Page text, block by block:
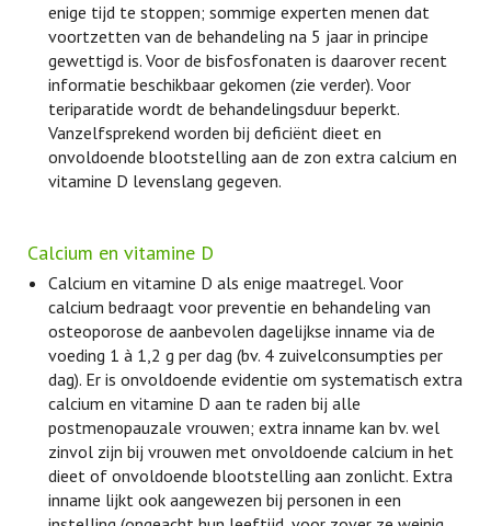
enige tijd te stoppen; sommige experten menen dat
voortzetten van de behandeling na 5 jaar in principe
gewettigd is. Voor de bisfosfonaten is daarover recent
informatie beschikbaar gekomen (zie verder). Voor
teriparatide wordt de behandelingsduur beperkt.
Vanzelfsprekend worden bij deficiënt dieet en
onvoldoende blootstelling aan de zon extra calcium en
vitamine D levenslang gegeven.
Calcium en vitamine D
Calcium en vitamine D als enige maatregel. Voor
calcium bedraagt voor preventie en behandeling van
osteoporose de aanbevolen dagelijkse inname via de
voeding 1 à 1,2 g per dag (bv. 4 zuivelconsumpties per
dag). Er is onvoldoende evidentie om systematisch extra
calcium en vitamine D aan te raden bij alle
postmenopauzale vrouwen; extra inname kan bv. wel
zinvol zijn bij vrouwen met onvoldoende calcium in het
dieet of onvoldoende blootstelling aan zonlicht. Extra
inname lijkt ook aangewezen bij personen in een